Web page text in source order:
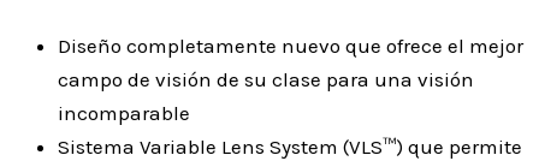
Diseño completamente nuevo que ofrece el mejor
campo de visión de su clase para una visión
incomparable
Sistema Variable Lens System (VLS™) que permite